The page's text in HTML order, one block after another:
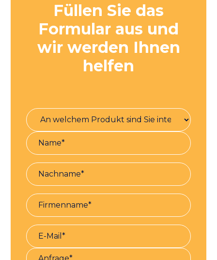
Füllen Sie das
Formular aus und
wir werden Ihnen
helfen